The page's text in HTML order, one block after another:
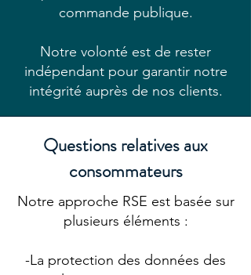
commande publique.
Notre volonté est de rester
indépendant pour garantir notre
intégrité auprès de nos clients.
Questions relatives aux
consommateurs
Notre approche RSE est basée sur
plusieurs éléments :
-La protection des données des